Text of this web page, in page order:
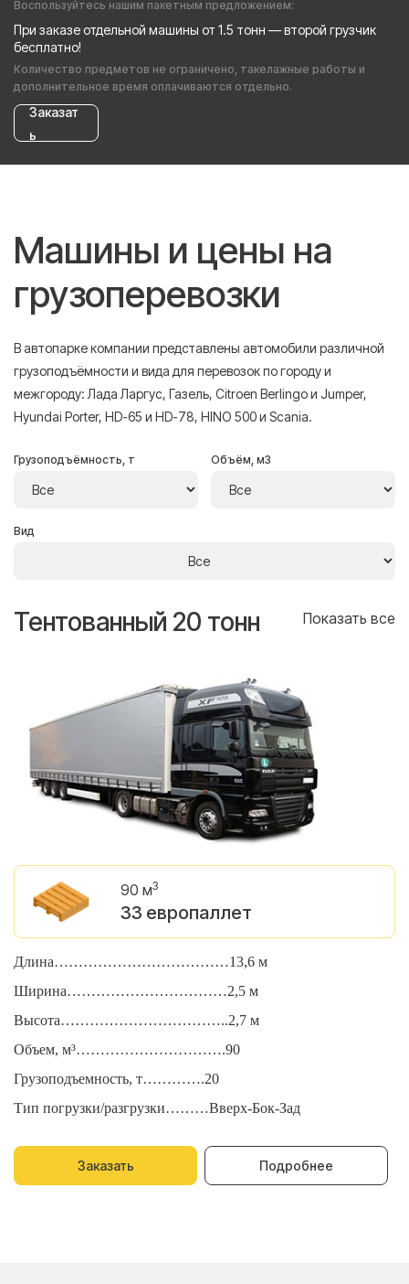
Воспользуйтесь нашим пакетным предложением:
При заказе отдельной машины от 1.5 тонн — второй грузчик
бесплатно!
Количество предметов не ограничено, такелажные работы и
дополнительное время оплачиваются отдельно.
Заказат
ь
Машины и цены на
грузоперевозки
В автопарке компании представлены автомобили различной
грузоподъёмности и вида для перевозок по городу и
межгороду: Лада Ларгус, Газель, Citroen Berlingo и Jumper,
Hyundai Porter, HD-65 и HD-78, HINO 500 и Scania.
Грузоподъёмность, т Объём, м3
Вид
Тентованный 20 тонн Показать все
90 м3
33 европаллет
Длина………………………………13,6 м
Ширина……………………………2,5 м
Высота……………………………..2,7 м
Объем, м³………………………….90
Грузоподъемность, т………….20
Тип погрузки/разгрузки………Вверх-Бок-Зад
Заказать Подробнее